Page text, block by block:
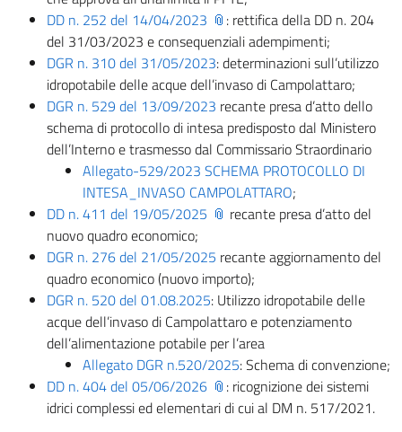
DD n. 252 del 14/04/2023
: rettifica della DD n. 204
del 31/03/2023 e consequenziali adempimenti;
DGR n. 310 del 31/05/2023: determinazioni sull’utilizzo
idropotabile delle acque dell’invaso di Campolattaro;
DGR n. 529 del 13/09/2023 recante presa d’atto dello
schema di protocollo di intesa predisposto dal Ministero
dell’Interno e trasmesso dal Commissario Straordinario
Allegato-529/2023 SCHEMA PROTOCOLLO DI
INTESA_INVASO CAMPOLATTARO;
DD n. 411 del 19/05/2025
recante presa d’atto del
nuovo quadro economico;
DGR n. 276 del 21/05/2025 recante aggiornamento del
quadro economico (nuovo importo);
DGR n. 520 del 01.08.2025: Utilizzo idropotabile delle
acque dell’invaso di Campolattaro e potenziamento
dell’alimentazione potabile per l’area
Allegato DGR n.520/2025: Schema di convenzione;
DD n. 404 del 05/06/2026
: ricognizione dei sistemi
idrici complessi ed elementari di cui al DM n. 517/2021.